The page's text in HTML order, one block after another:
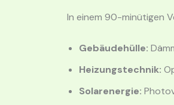
In einem 90-minütigen
Gebäudehülle:
Heizungstechnik:
Solarenergie: